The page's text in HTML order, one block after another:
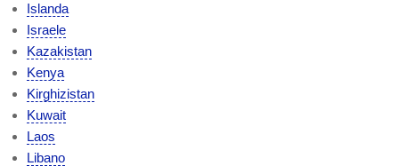
Islanda
Israele
Kazakistan
Kenya
Kirghizistan
Kuwait
Laos
Libano